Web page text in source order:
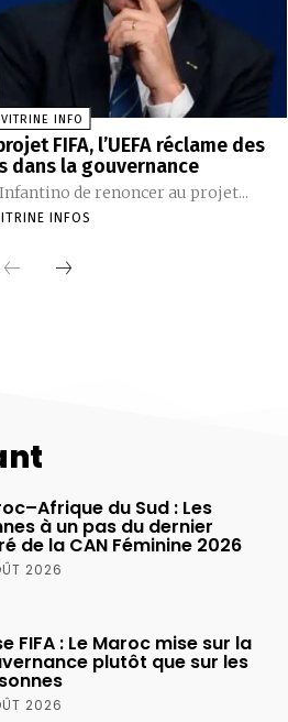
du Sud : Les
à un pas du dernier
de la CAN Féminine 2026
2026
FIFA : Le Maroc mise sur la
plutôt que sur les
2026